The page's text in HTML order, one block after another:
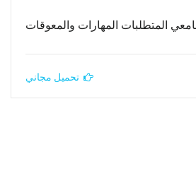
المتطلبات المهارات والمعوقات
تحميل مجاني